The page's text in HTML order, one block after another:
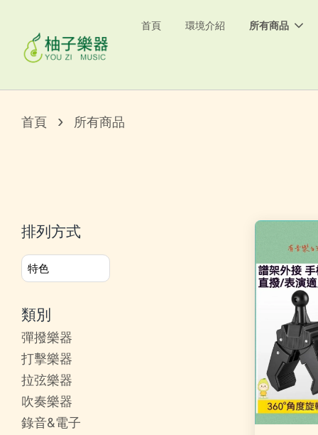
首頁 環境介紹 所有商品
首頁 › 所有商品
排列方式
類別
彈撥樂器
打擊樂器
拉弦樂器
吹奏樂器
錄音&電子